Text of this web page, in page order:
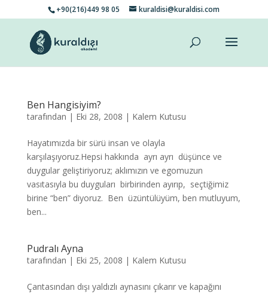
+90(216)449 98 05 kuraldisi@kuraldisi.com
Ben Hangisiyim?
tarafından | Eki 28, 2008 | Kalem Kutusu
Hayatımızda bir sürü insan ve olayla
karşılaşıyoruz.Hepsi hakkında ayrı ayrı düşünce ve
duygular geliştiriyoruz; aklımızın ve egomuzun
vasıtasıyla bu duyguları birbirinden ayırıp, seçtiğimiz
birine “ben” diyoruz. Ben üzüntülüyüm, ben mutluyum,
ben...
Pudralı Ayna
tarafından | Eki 25, 2008 | Kalem Kutusu
Çantasından dışı yaldızlı aynasını çıkarır ve kapağını